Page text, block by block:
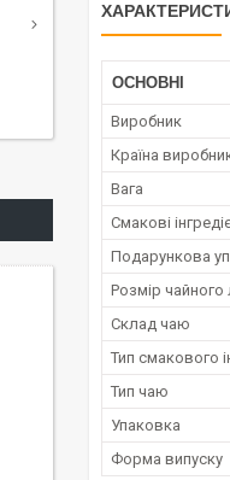
ОСНОВНІ
Виробник
Країна
Вага
Смакові
Подарункова
Розмір чайного
Склад чаю
Тип смакового
Тип чаю
Упаковка
Форма випуску